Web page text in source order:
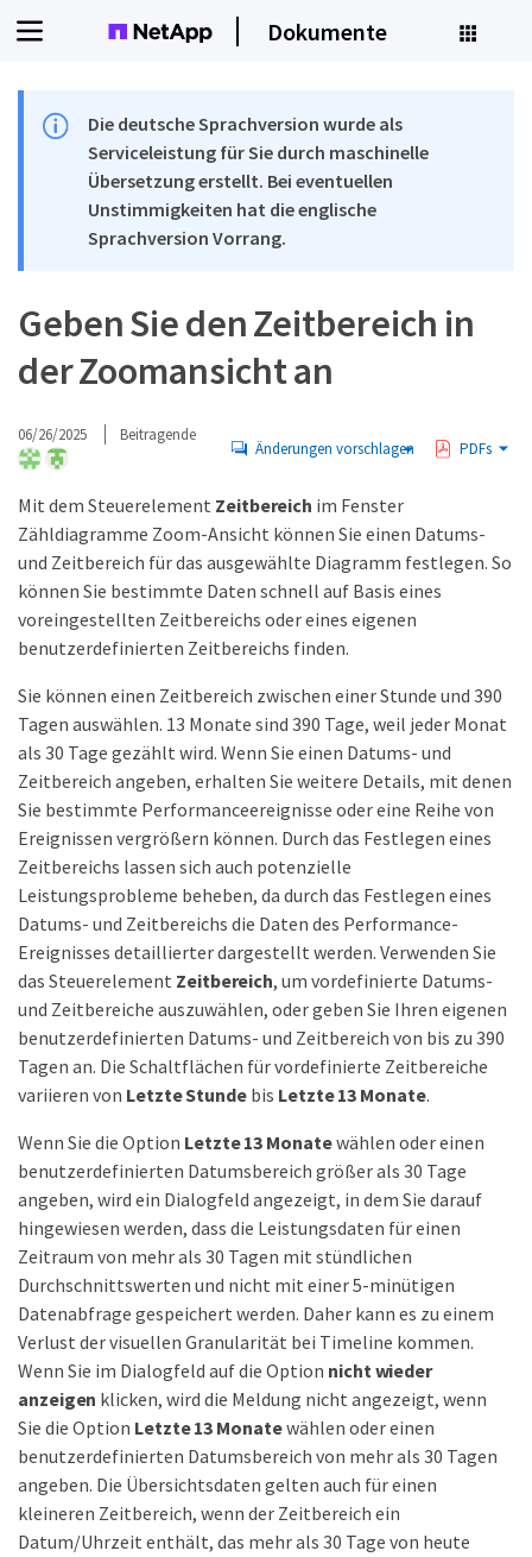
Dokumente
Die deutsche Sprachversion wurde als
Serviceleistung für Sie durch maschinelle
Übersetzung erstellt. Bei eventuellen
Unstimmigkeiten hat die englische
Sprachversion Vorrang.
Geben Sie den Zeitbereich in
der Zoomansicht an
06/26/2025 Beitragende
Änderungen vorschlagen PDFs
Mit dem Steuerelement Zeitbereich im Fenster
Zähldiagramme Zoom-Ansicht können Sie einen Datums-
und Zeitbereich für das ausgewählte Diagramm festlegen. So
können Sie bestimmte Daten schnell auf Basis eines
voreingestellten Zeitbereichs oder eines eigenen
benutzerdefinierten Zeitbereichs finden.
Sie können einen Zeitbereich zwischen einer Stunde und 390
Tagen auswählen. 13 Monate sind 390 Tage, weil jeder Monat
als 30 Tage gezählt wird. Wenn Sie einen Datums- und
Zeitbereich angeben, erhalten Sie weitere Details, mit denen
Sie bestimmte Performanceereignisse oder eine Reihe von
Ereignissen vergrößern können. Durch das Festlegen eines
Zeitbereichs lassen sich auch potenzielle
Leistungsprobleme beheben, da durch das Festlegen eines
Datums- und Zeitbereichs die Daten des Performance-
Ereignisses detaillierter dargestellt werden. Verwenden Sie
das Steuerelement Zeitbereich, um vordefinierte Datums-
und Zeitbereiche auszuwählen, oder geben Sie Ihren eigenen
benutzerdefinierten Datums- und Zeitbereich von bis zu 390
Tagen an. Die Schaltflächen für vordefinierte Zeitbereiche
variieren von Letzte Stundebis Letzte 13 Monate.
Wenn Sie die Option Letzte 13 Monatewählen oder einen
benutzerdefinierten Datumsbereich größer als 30 Tage
angeben, wird ein Dialogfeld angezeigt, in dem Sie darauf
hingewiesen werden, dass die Leistungsdaten für einen
Zeitraum von mehr als 30 Tagen mit stündlichen
Durchschnittswerten und nicht mit einer 5-minütigen
Datenabfrage gespeichert werden. Daher kann es zu einem
Verlust der visuellen Granularität bei Timeline kommen.
Wenn Sie im Dialogfeld auf die Option nicht wieder
anzeigen klicken, wird die Meldung nicht angezeigt, wenn
Sie die Option Letzte 13 Monatewählen oder einen
benutzerdefinierten Datumsbereich von mehr als 30 Tagen
angeben. Die Übersichtsdaten gelten auch für einen
kleineren Zeitbereich, wenn der Zeitbereich ein
Datum/Uhrzeit enthält, das mehr als 30 Tage von heute